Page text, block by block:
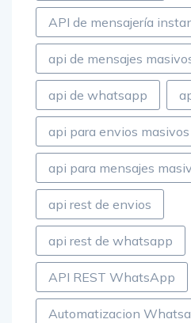
API de mensajería
api de mensajes
api de whatsapp
api para envios masivos
api para mensajes
api rest de envios
api rest de whatsapp
API REST WhatsApp
Automatizacion